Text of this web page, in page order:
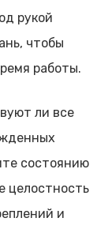
рукой
чтобы
работы.
ли все
состоянию
целостность
и